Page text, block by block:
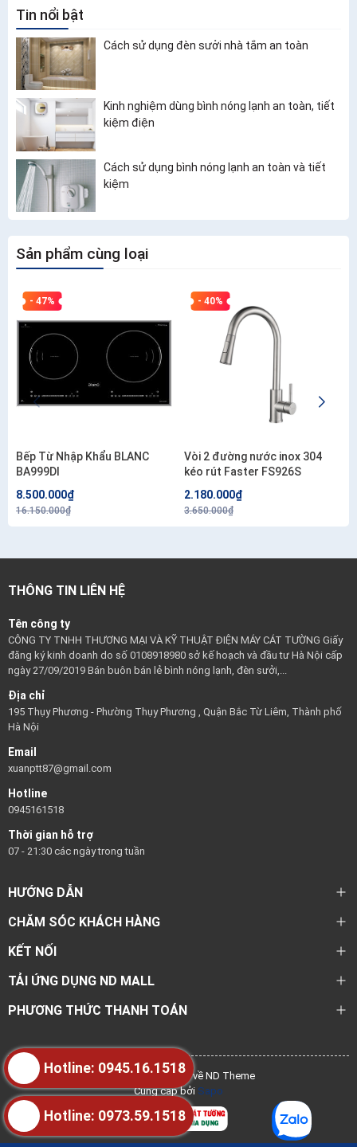
Tin nổi bật
Cách sử dụng đèn sưởi nhà tắm an toàn
Kinh nghiệm dùng bình nóng lạnh an toàn, tiết
kiệm điện
Cách sử dụng bình nóng lạnh an toàn và tiết
kiệm
Sản phẩm cùng loại
- 47%
Bếp Từ Nhập Khẩu BLANC
BA999DI
8.500.000₫
16.150.000₫
- 40%
Vòi 2 đường nước inox 304
kéo rút Faster FS926S
2.180.000₫
3.650.000₫
THÔNG TIN LIÊN HỆ
Tên công ty
CÔNG TY TNHH THƯƠNG MẠI VÀ KỸ THUẬT ĐIỆN MÁY CÁT TƯỜNG Giấy
đăng ký kinh doanh do số 0108918980 sở kế hoạch và đầu tư Hà Nội cấp
ngày 27/09/2019 Bán buôn bán lẻ bình nóng lạnh, đèn sưởi,...
Địa chỉ
195 Thụy Phương - Phường Thụy Phương , Quận Bắc Từ Liêm, Thành phố
Hà Nội
Email
xuanptt87@gmail.com
Hotline
0945161518
Thời gian hỗ trợ
07 - 21:30 các ngày trong tuần
HƯỚNG DẪN
CHĂM SÓC KHÁCH HÀNG
KẾT NỐI
TẢI ỨNG DỤNG ND MALL
PHƯƠNG THỨC THANH TOÁN
@ Bản quyền thuộc về ND Theme
Cung cấp bởi Sapo
Hotline: 0973.59.1518
Hotline: 0945.16.1518